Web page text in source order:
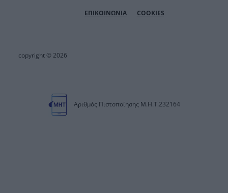
ΕΠΙΚΟΙΝΩΝΙΑ COOKIES
copyright © 2026
Αριθμός Πιστοποίησης Μ.Η.Τ.232164